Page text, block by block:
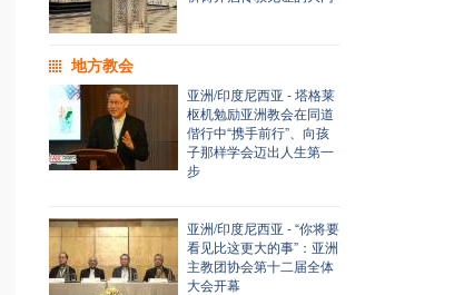
地方教会
亚洲/印度尼西亚 - 塔格莱
枢机勉励亚洲教会在同道
偕行中“携手前行”、向孩
子那样学会迈出人生第一
步
亚洲/印度尼西亚 - “你将要
看见比这更大的事”：亚洲
主教团协会第十二届全体
大会开幕